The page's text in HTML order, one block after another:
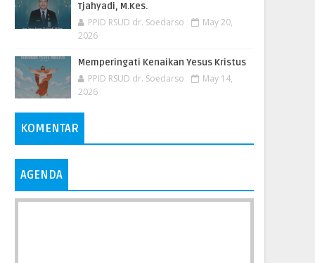
Tjahyadi, M.Kes.
PPID RSUD dr. Soedarso
May 20,
2026
Memperingati Kenaikan Yesus Kristus
PPID RSUD dr. Soedarso
May 14,
2026
KOMENTAR
AGENDA